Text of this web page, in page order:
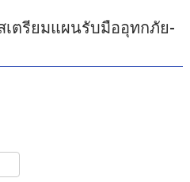
ตรียมแผนรับมืออุทกภัย-